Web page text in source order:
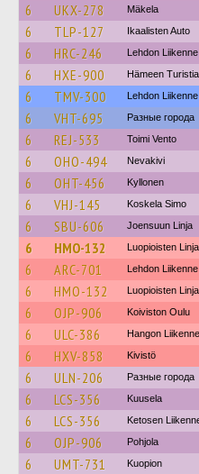
6 UKX-278 Mäkela
6 TLP-127 Ikaalisten Auto
6 HRC-246 Lehdon Liikenne
6 HXE-900 Hämeen
6 TMV-300 Lehdon Liikenne
6 VHT-695 Разные города
6 REJ-533 Toimi Vento
6 OHO-494 Nevakivi
6 OHT-456 Kyllonen
6 VHJ-145 Koskela Simo
6 SBU-606 Joensuun Linja
6 HMO-132 Luopioisten Linja
6 ARC-701 Lehdon Liikenne
6 HMO-132 Luopioisten Linja
6 OJP-906 Koiviston Oulu
6 ULC-386 Hangon Liikenne
6 HXV-858 Kivistö
6 ULN-206 Разные города
6 LCS-356 Kuusela
6 LCS-356 Ketosen
6 OJP-906 Pohjola
6 UMT-731 Kuopion